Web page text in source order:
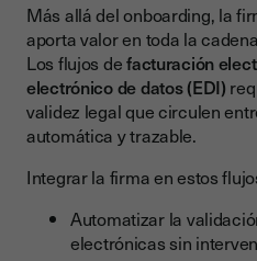
Más allá del onboarding, la
aporta valor en toda la
Los flujos defacturación
electrónico de datos (EDI)
validez legal que circulen
automática y trazable.
Integrar la firma en estos
Automatizar la
electrónicas sin